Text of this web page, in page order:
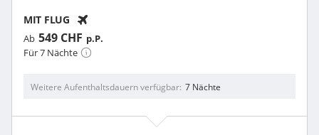
MIT FLUG
Ab 549 CHF p.P.
Für 7 Nächte
Weitere Aufenthaltsdauern verfügbar 7 Nächte